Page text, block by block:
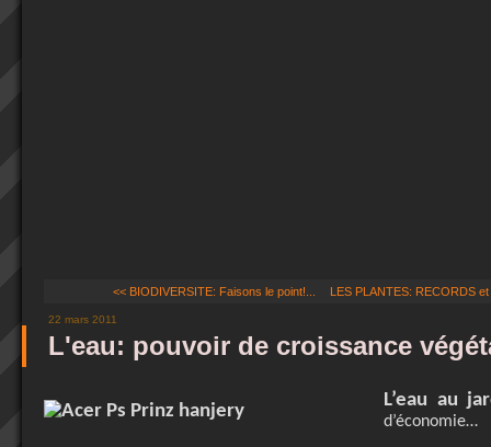
<< BIODIVERSITE: Faisons le point!... LES PLANTES: RECORDS
22 mars 2011
L'eau: pouvoir de croissance
L’eau au
d’économie…